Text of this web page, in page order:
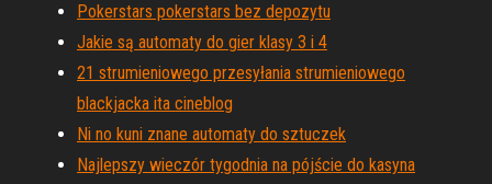
Pokerstars pokerstars bez depozytu
Jakie są automaty do gier klasy 3 i 4
21 strumieniowego przesyłania strumieniowego
blackjacka ita cineblog
Ni no kuni znane automaty do sztuczek
Najlepszy wieczór tygodnia na pójście do kasyna